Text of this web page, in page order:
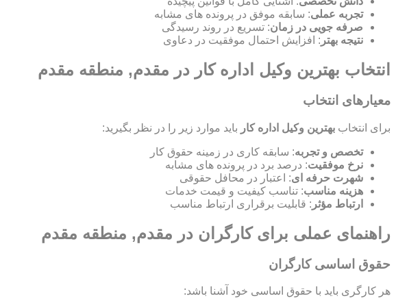
تجربه عملی: سابقه موفق در پرونده های مشابه
صرفه جویی در زمان: تسریع در روند رسیدگی
نتیجه بهتر : افزایش احتمال موفقیت در دعاوی
انتخاب بهترین وکیل اداره کار در مقدم, منطقه مقدم
معیارهای انتخاب
برای انتخاب بهترین وکیل اداره کار باید موارد زیر را در نظر بگیرید:
تخصص و تجربه: سابقه کاری در زمینه حقوق کار
نرخ موفقیت: درصد برد در پرونده های مشابه
شهرت حرفه ای: اعتبار در محافل حقوقی
هزینه مناسب: تناسب کیفیت و قیمت خدمات
ارتباط مؤثر : قابلیت برقراری ارتباط مناسب
راهنمای عملی برای کارگران در مقدم, منطقه مقدم
حقوق اساسی کارگران
هر کارگری باید با حقوق اساسی خود آشنا باشد: